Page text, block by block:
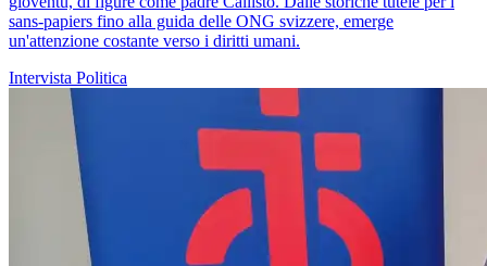
sans-papiers fino alla guida delle ONG svizzere, emerge
un'attenzione costante verso i diritti umani.
Intervista Politica